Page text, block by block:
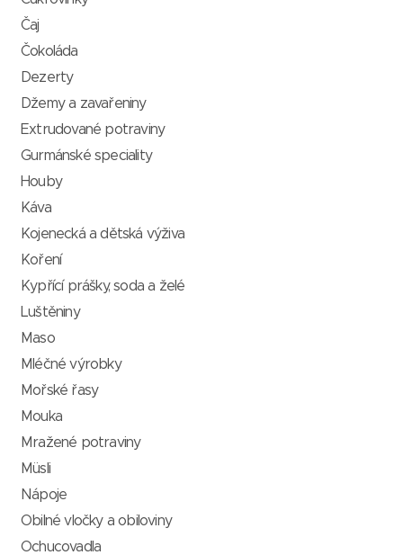
Čaj
Čokoláda
Dezerty
Džemy a zavařeniny
Extrudované potraviny
Gurmánské speciality
Houby
Káva
Kojenecká a dětská výživa
Koření
Kypřící prášky, soda a želé
Luštěniny
Maso
Mléčné výrobky
Mořské řasy
Mouka
Mražené potraviny
Müsli
Nápoje
Obilné vločky a obiloviny
Ochucovadla